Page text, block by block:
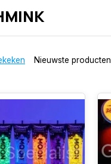
Nieuwste producten